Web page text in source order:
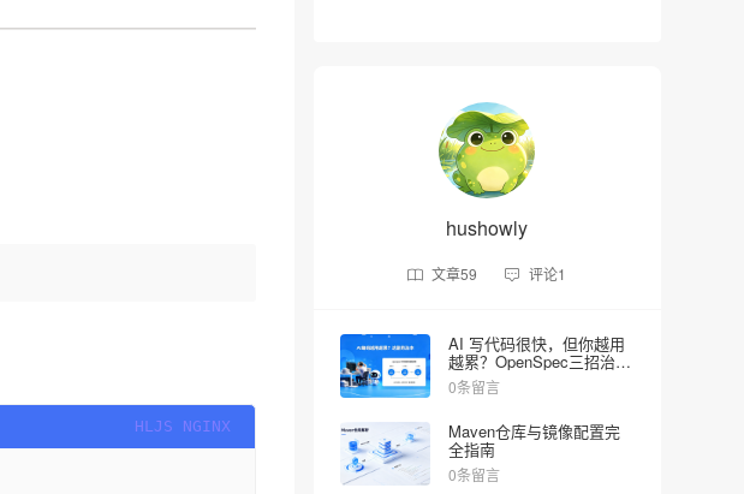
hushowly
文章59 评论1
AI 写代码很快，但你越用
越累？OpenSpec三招治
好”AI 失忆症”
0条留言
Maven仓库与镜像配置完
全指南
0条留言